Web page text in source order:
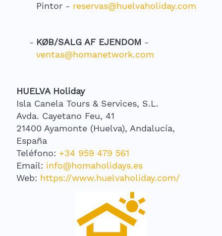
Pintor - reservas@huelvaholiday.com
KØB/SALG AF EJENDOM-
ventas@homanetwork.com
HUELVA Holiday
Isla Canela Tours & Services, S.L.
Avda. Cayetano Feu, 41
21400 Ayamonte (Huelva), Andalucía,
España
Teléfono: +34 959 479 561
Email: info@homaholidays.es
Web: https://www.huelvaholiday.com/